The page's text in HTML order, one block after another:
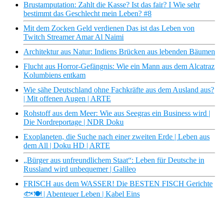
Brustamputation: Zahlt die Kasse? Ist das fair? I Wie sehr
bestimmt das Geschlecht mein Leben? #8
Mit dem Zocken Geld verdienen Das ist das Leben von
Twitch Streamer Amar Al Naimi
Architektur aus Natur: Indiens Brücken aus lebenden Bäumen
Flucht aus Horror-Gefängnis: Wie ein Mann aus dem Alcatraz
Kolumbiens entkam
Wie sähe Deutschland ohne Fachkräfte aus dem Ausland aus?
| Mit offenen Augen | ARTE
Rohstoff aus dem Meer: Wie aus Seegras ein Business wird |
Die Nordreportage | NDR Doku
Exoplaneten, die Suche nach einer zweiten Erde | Leben aus
dem All | Doku HD | ARTE
„Bürger aus unfreundlichem Staat“: Leben für Deutsche in
Russland wird unbequemer | Galileo
FRISCH aus dem WASSER! Die BESTEN FISCH Gerichte
🐟🍽 | Abenteuer Leben | Kabel Eins